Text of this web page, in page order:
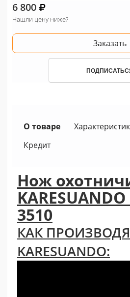
6 800
Нашли цену ниже?
Заказать
О товаре
Кредит
Нож
3510
КАК
KARESUANDO: